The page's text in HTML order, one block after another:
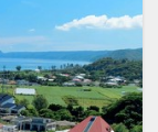
和御膳
デ
天蓋付き
を茜色に